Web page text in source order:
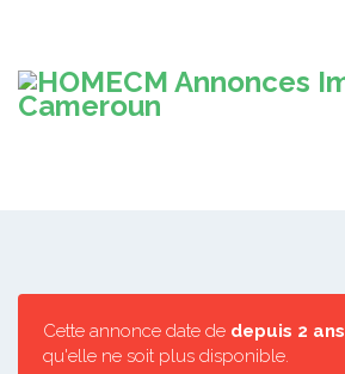
Cette annonce date de depuis 2 ans
qu'elle ne soit plus disponible.